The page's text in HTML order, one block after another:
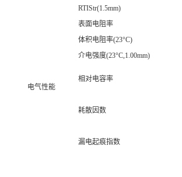
RTIStr(1.5mm)
电气性能
表面电阻率
体积电阻率(23°C)
介电强度(23°C,1.00mm)
相对电容率
耗散因数
漏电起痕指数